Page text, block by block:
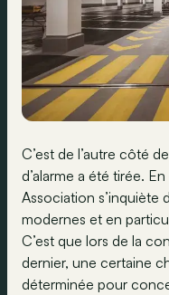
C’est de l’autre côté
d’alarme a été tirée.
Association s’inquiète
modernes et en
C’est que lors de la
dernier, une certaine
déterminée pour